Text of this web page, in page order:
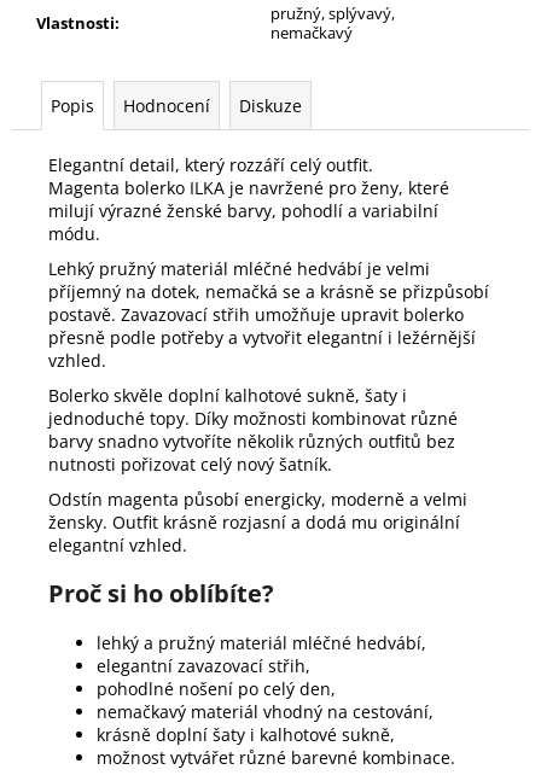
Vlastnosti:
pružný, splývavý,
nemačkavý
Popis Hodnocení Diskuze
Elegantní detail, který rozzáří celý outfit.
Magenta bolerko ILKA je navržené pro ženy, které
milují výrazné ženské barvy, pohodlí a variabilní
módu.
Lehký pružný materiál mléčné hedvábí je velmi
příjemný na dotek, nemačká se a krásně se přizpůsobí
postavě. Zavazovací střih umožňuje upravit bolerko
přesně podle potřeby a vytvořit elegantní i ležérnější
vzhled.
Bolerko skvěle doplní kalhotové sukně, šaty i
jednoduché topy. Díky možnosti kombinovat různé
barvy snadno vytvoříte několik různých outfitů bez
nutnosti pořizovat celý nový šatník.
Odstín magenta působí energicky, moderně a velmi
žensky. Outfit krásně rozjasní a dodá mu originální
elegantní vzhled.
Proč si ho oblíbíte?
lehký a pružný materiál mléčné hedvábí,
elegantní zavazovací střih,
pohodlné nošení po celý den,
nemačkavý materiál vhodný na cestování,
krásně doplní šaty i kalhotové sukně,
možnost vytvářet různé barevné kombinace.